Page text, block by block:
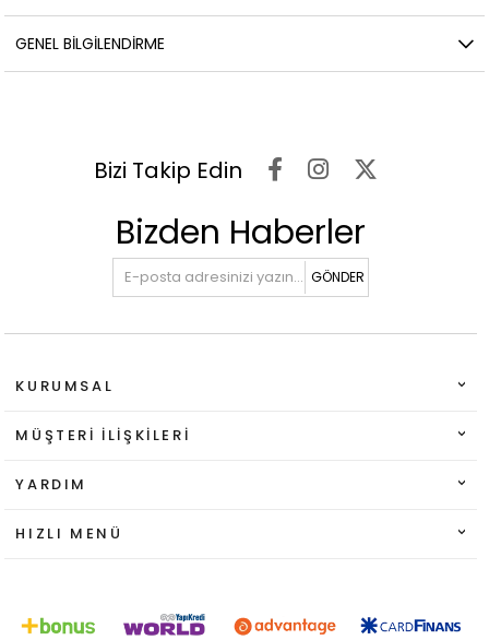
GENEL BILGILENDIRME
Bizi Takip Edin
Bizden Haberler
GÖNDER
KURUMSAL
MÜŞTERI İLIŞKILERI
YARDIM
HIZLI MENÜ